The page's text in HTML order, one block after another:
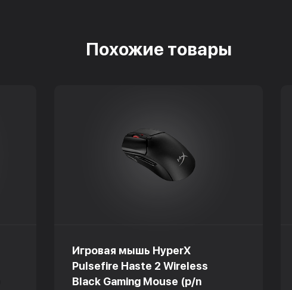
Похожие товары
Игровая мышь HyperX
Pulsefire Haste 2 Wireless
Black Gaming Mouse (p/n